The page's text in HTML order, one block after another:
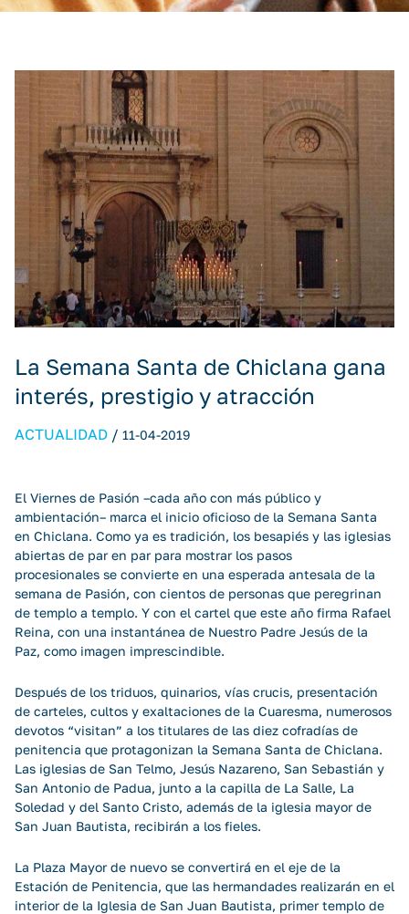
La Semana Santa de Chiclana gana
interés, prestigio y atracción
ACTUALIDAD / 11-04-2019
El Viernes de Pasión –cada año con más público y
ambientación– marca el inicio oficioso de la Semana Santa
en Chiclana. Como ya es tradición, los besapiés y las iglesias
abiertas de par en par para mostrar los pasos
procesionales se convierte en una esperada antesala de la
semana de Pasión, con cientos de personas que peregrinan
de templo a templo. Y con el cartel que este año firma Rafael
Reina, con una instantánea de Nuestro Padre Jesús de la
Paz, como imagen imprescindible.
Después de los triduos, quinarios, vías crucis, presentación
de carteles, cultos y exaltaciones de la Cuaresma, numerosos
devotos “visitan” a los titulares de las diez cofradías de
penitencia que protagonizan la Semana Santa de Chiclana.
Las iglesias de San Telmo, Jesús Nazareno, San Sebastián y
San Antonio de Padua, junto a la capilla de La Salle, La
Soledad y del Santo Cristo, además de la iglesia mayor de
San Juan Bautista, recibirán a los fieles.
La Plaza Mayor de nuevo se convertirá en el eje de la
Estación de Penitencia, que las hermandades realizarán en el
interior de la Iglesia de San Juan Bautista, primer templo de